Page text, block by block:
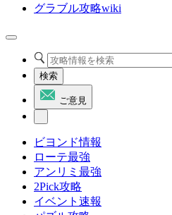
グラブル攻略wiki
検索
ご意見
ビヨンド情報
ローテ最強
アンリミ最強
2Pick攻略
イベント速報